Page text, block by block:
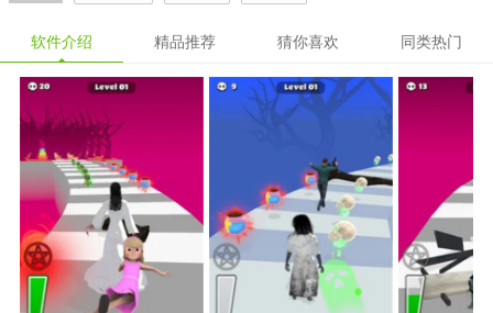
软件介绍 精品推荐 猜你喜欢 同类热门